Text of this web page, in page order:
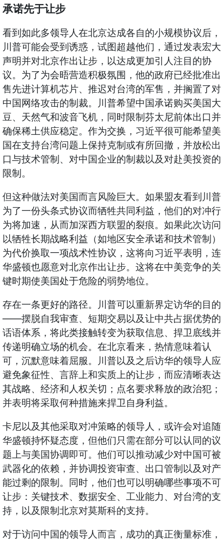
承诺先于让步
看到如此多领导人在北京达成各自的小规模协议后，
川普可能会受到诱惑，试图超越他们，通过发表宏大
声明并对北京作出让步，以达成更加引人注目的协
议。为了为会晤营造积极氛围，他的政府已经批准出
售先进计算机芯片、推迟对台湾的军售，并搁置了对
中国网络攻击的制裁。川普希望中国承诺购买美国大
豆、天然气和波音飞机，同时限制芬太尼前体出口并
确保稀土供应稳定。作为交换，习近平很可能希望美
国在支持台湾问题上保持克制或有所回撤，并放松出
口与技术管制、对中国企业的制裁以及对赴美投资的
限制。
但这种做法对美国而言风险巨大。如果盟友看到川普
为了一份头条式协议而牺牲共同利益，他们的对冲行
为将加速，从而加深西方联盟的裂痕。如果此次访问
以牺牲长期战略利益（如地区安全承诺和技术管制）
为代价换取一项战术性协议，这将向习近平表明，连
华盛顿也愿意对北京作出让步。这将在中美竞争的关
键时期使美国处于危险的弱势地位。
存在一条更好的路径。川普可以重新界定访华的目的
——摆脱自我审查、短期交易以及让中共占据优势的
话语体系，将此类接触转变为获取信息、捍卫底线并
传递明确立场的机会。在北京看来，热情意味着认
可，沉默意味着屈服。川普以及之后访华的领导人应
避免象征性、言辞上和实质上的让步，而应清晰表达
其战略、经济和人权关切；点名要求释放的政治犯；
并表明将采取何种措施来捍卫自身利益。
卡尼以及其他采取对冲策略的领导人，或许会对追随
华盛顿持怀疑态度，但他们只需在部分可以认同的议
题上与美国协调即可。他们可以推动减少对中国可被
武器化的依赖，并协调投资审查、出口管制以及对产
能过剩的限制。同时，他们也可以明确哪些事项不可
让步：关键技术、数据安全、工业能力、对台湾的支
持，以及限制北京对莫斯科的支持。
对于访问中国的领导人而言，成功的真正衡量标准，